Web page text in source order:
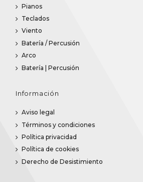
Pianos
Teclados
Viento
Batería / Percusión
Arco
Batería | Percusión
Información
Aviso legal
Términos y condiciones
Política privacidad
Política de cookies
Derecho de Desistimiento